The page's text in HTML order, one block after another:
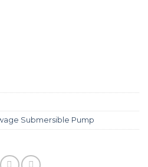
Submersible Pump